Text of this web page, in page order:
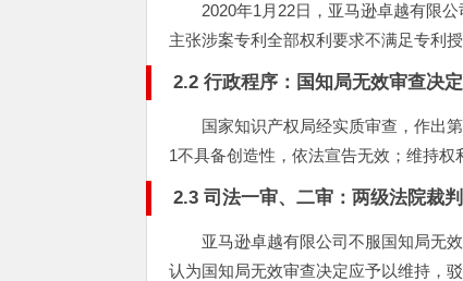
2020年1月22日，亚马逊卓越有限
主张涉案专利全部权利要求不满足专利
2.2 行政程序：国知局无效审查决定
国家知识产权局经实质审查，作出
1不具备创造性，依法宣告无效；维持权
2.3 司法一审、二审：两级法院裁
亚马逊卓越有限公司不服国知局无
认为国知局无效审查决定应予以维持，